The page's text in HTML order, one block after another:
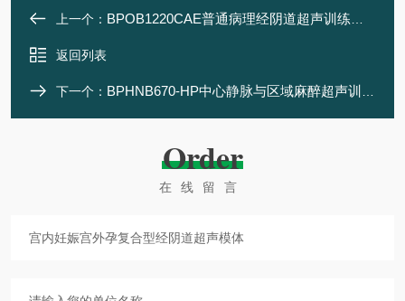
上一个： BPOB1220CAE普通病理经阴道超声训练模体
返回列表
下一个： BPHNB670-HP中心静脉与区域麻醉超声训练模体
Order
在线留言